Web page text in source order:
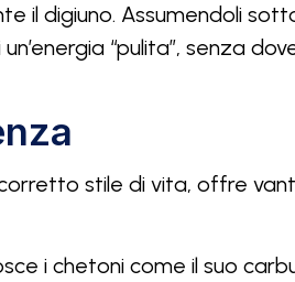
il digiuno. Assumendoli
“pulita”, senza
corretto stile di vita, offre
i chetoni come il suo